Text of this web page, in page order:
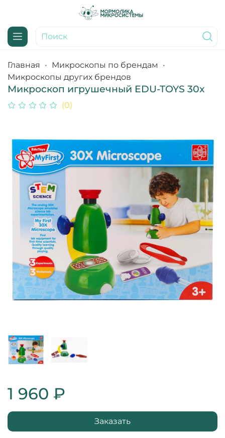
Главная
Микроскопы по брендам
Микроскопы других брендов
Микроскоп игрушечный EDU-TOYS 30x
(0)
1 960 ₽
Заказать